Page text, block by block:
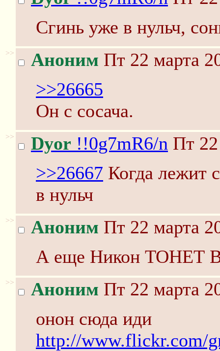
Сгинь уже в нульч,
>> Аноним Пт 22 марта
>>26665
Он с сосача.
>> Dyor !!0g7mR6/n Пт
>>26667 Когда лежит
в нульч
>> Аноним Пт 22 марта
А еще Никон
>> Аноним Пт 22 марта
онон сюда иди
http://www.flickr.com/